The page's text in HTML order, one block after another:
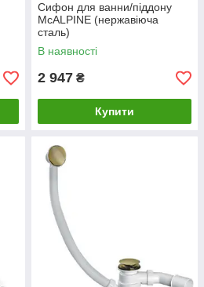
Сифон для ванни/піддону
McALPINE (нержавіюча
сталь)
В наявності
2 947 ₴
Купити